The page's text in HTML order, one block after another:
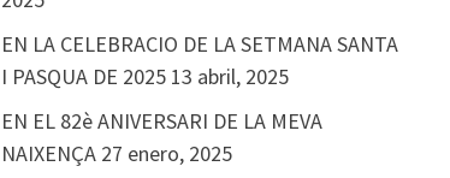
EN LA CELEBRACIO DE LA SETMANA SANTA
I PASQUA DE 2025 13 abril, 2025
EN EL 82è ANIVERSARI DE LA MEVA
NAIXENÇA 27 enero, 2025